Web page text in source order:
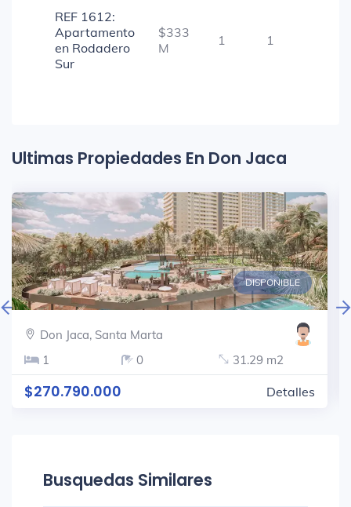
REF 1612:
Apartamento
en Rodadero
Sur
$333
M
1 1
Ultimas Propiedades En Don Jaca
DISPONIBLE
Don Jaca, Santa Marta
1
0 31.29 m2
$270.790.000 Detalles
Busquedas Similares